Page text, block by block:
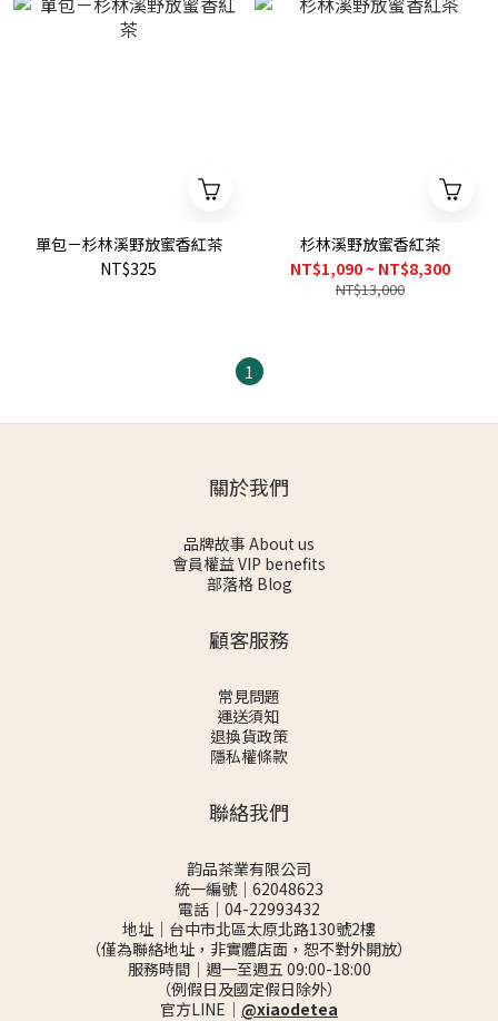
單包－杉林溪野放蜜香紅茶
NT$325
杉林溪野放蜜香紅茶
NT$1,090 ~ NT$8,300
NT$13,000
1
關於我們
品牌故事 About us
會員權益 VIP benefits
部落格 Blog
顧客服務
常見問題
運送須知
退換貨政策
隱私權條款
聯絡我們
韵品茶業有限公司
統一編號｜62048623
電話｜04-22993432
地址｜台中市北區太原北路130號2樓
（僅為聯絡地址，非實體店面，恕不對外開放）
服務時間｜週一至週五 09:00-18:00
（例假日及國定假日除外）
官方LINE｜ @xiaodetea